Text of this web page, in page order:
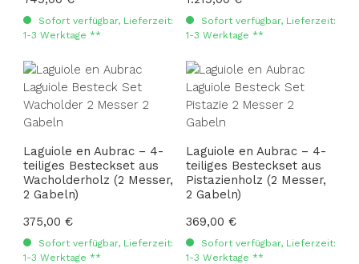
Sofort verfügbar, Lieferzeit:
1-3 Werktage **
Sofort verfügbar, Lieferzeit:
1-3 Werktage **
Laguiole en Aubrac – 4-
teiliges Besteckset aus
Wacholderholz (2 Messer,
2 Gabeln)
Regulärer Preis:
375,00 €
Sofort verfügbar, Lieferzeit:
1-3 Werktage **
Laguiole en Aubrac – 4-
teiliges Besteckset aus
Pistazienholz (2 Messer,
2 Gabeln)
Regulärer Preis:
369,00 €
Sofort verfügbar, Lieferzeit:
1-3 Werktage **